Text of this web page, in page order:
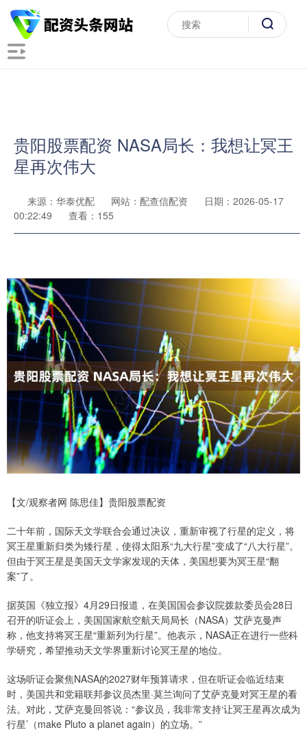
贵阳股票配资 NASA局长：我想让冥王
星再次伟大
来源：华泰优配 网站：配查信配资
日期：2026-05-17
00:22:49
查看：155
【文/观察者网 陈思佳】贵阳股票配资
二十年前，国际天文学联合会通过决议，重新审视了行星的定义，将
冥王星重新归类为矮行星，使得太阳系“九大行星”变成了“八大行星”。
但由于冥王星是美国天文学家发现的天体，美国想要为冥王星“翻
案”了。
据英国《独立报》4月29日报道，在美国国会参议院拨款委员会28日
召开的听证会上，美国国家航空航天局局长（NASA）艾萨克曼声
称，他支持将冥王星“重新列为行星”。他表示，NASA正在进行一些科
学研究，希望推动天文学界重新讨论冥王星的地位。
这场听证会聚焦NASA的2027财年预算请求，但在听证会临近结束
时，美国共和党籍联邦参议员杰里·莫兰询问了艾萨克曼对冥王星的看
法。对此，艾萨克曼回答说：“参议员，我非常支持‘让冥王星再次成为
行星’（make Pluto a planet again）的立场。”